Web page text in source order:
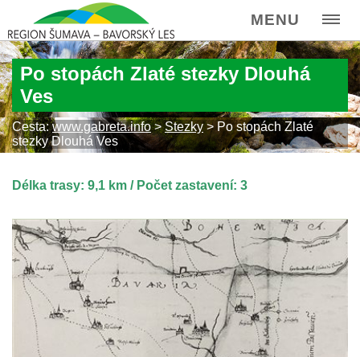
MENU
Po stopách Zlaté stezky Dlouhá
Ves
Cesta:www.gabreta.info>Stezky> Po stopách Zlaté
stezky Dlouhá Ves
Délka trasy: 9,1 km / Počet zastavení: 3